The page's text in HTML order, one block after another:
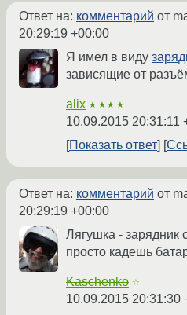
Ответ на: комментарий от
20:29:19 +00:00
Я имел в виду
зависящие от
alix ★★★★
10.09.2015 20:31:11
Показать ответ
Ответ на: комментарий от
20:29:19 +00:00
Лягушка - зарядник
просто кадешь
Kaschenko ☆
10.09.2015 20:31:30